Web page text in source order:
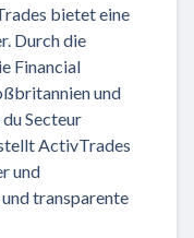
bietet eine
Durch die
Financial
und
Secteur
ActivTrades
und
transparente